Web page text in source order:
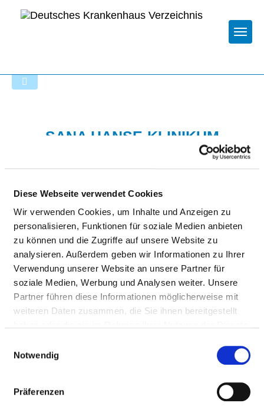
Diese Webseite verwendet Cookies
Wir verwenden Cookies, um Inhalte und Anzeigen zu
personalisieren, Funktionen für soziale Medien anbieten
zu können und die Zugriffe auf unsere Website zu
analysieren. Außerdem geben wir Informationen zu Ihrer
Verwendung unserer Website an unsere Partner für
soziale Medien, Werbung und Analysen weiter. Unsere
Partner führen diese Informationen möglicherweise mit
weiteren Daten zusammen, die Sie ihnen bereitgestellt
Notwendig
Präferenzen
SANA HANSE-KLINIKUM
Passend dazu:
Medizinische Leistungen
Medizinisch-pflegerische Leistungen